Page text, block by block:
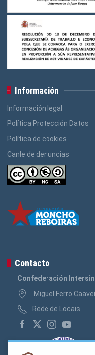
Información
Información legal
Política Protección Datos
Política de cookies
Canle de denuncias
Contacto
Confederación
Miguel Ferro
Rede de Locais